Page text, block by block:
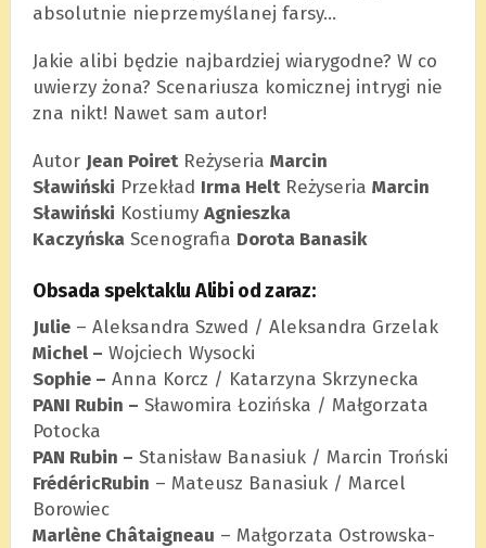
absolutnie nieprzemyślanej farsy…
Jakie alibi będzie najbardziej wiarygodne? W co
uwierzy żona? Scenariusza komicznej intrygi nie
zna nikt! Nawet sam autor!
Autor Jean PoiretReżyseria Marcin
Sławiński Przekład Irma HeltReżyseria Marcin
Sławiński Kostiumy Agnieszka
KaczyńskaScenografia Dorota Banasik
Obsada spektaklu Alibi od zaraz:
Julie– Aleksandra Szwed / Aleksandra Grzelak
Michel – Wojciech Wysocki
Sophie – Anna Korcz / Katarzyna Skrzynecka
PANI Rubin – Sławomira Łozińska / Małgorzata
Potocka
PAN Rubin – Stanisław Banasiuk / Marcin Troński
FrédéricRubin – Mateusz Banasiuk / Marcel
Borowiec
Marlène Châtaigneau – Małgorzata Ostrowska-